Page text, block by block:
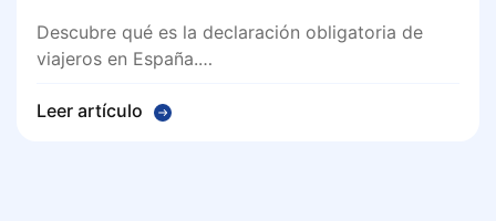
Descubre qué es la declaración obligatoria de
viajeros en España.…
Leer artículo